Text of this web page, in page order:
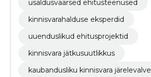
usaldusväärsed ehitusteenused
kinnisvarahalduse eksperdid
uuenduslikud ehitusprojektid
kinnisvara jätkusuutlikkus
kaubandusliku kinnisvara järelevalve